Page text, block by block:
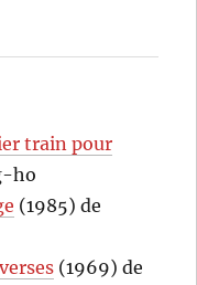
train pour
ho
(1985) de
(1969) de